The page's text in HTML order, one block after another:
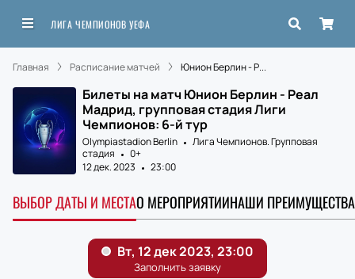
ЛИГА ЧЕМПИОНОВ УЕФА
Главная Расписание матчей Юнион Берлин - Р...
Билеты на матч Юнион Берлин - Реал
Мадрид, групповая стадия Лиги
Чемпионов: 6-й тур
Olympiastadion Berlin
Лига Чемпионов. Групповая
стадия
0+
12 дек. 2023
23:00
ВЫБОР ДАТЫ И МЕСТАО МЕРОПРИЯТИИНАШИ ПРЕИМУЩЕСТВА